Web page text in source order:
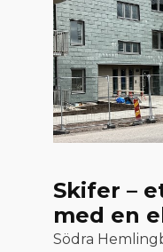
Skifer –
med en
Södra